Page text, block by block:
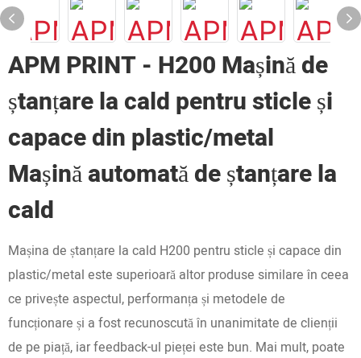
APM PRINT - H200 Mașină de
ștanțare la cald pentru sticle și
capace din plastic/metal
Mașină automată de ștanțare la
cald
Mașina de ștanțare la cald H200 pentru sticle și capace din
plastic/metal este superioară altor produse similare în ceea
ce privește aspectul, performanța și metodele de
funcționare și a fost recunoscută în unanimitate de clienții
de pe piață, iar feedback-ul pieței este bun. Mai mult, poate